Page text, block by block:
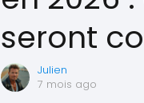
seront
Julien
7 mois ago